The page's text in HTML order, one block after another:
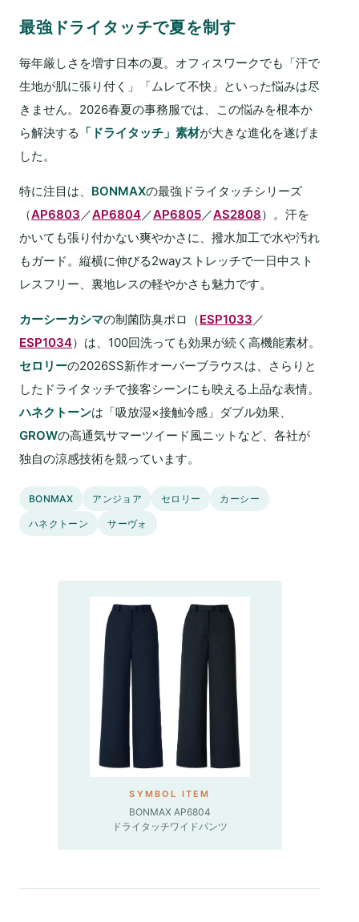
最強ドライタッチで夏を制す
毎年厳しさを増す日本の夏。オフィスワークでも「汗で
生地が肌に張り付く」「ムレて不快」といった悩みは尽
きません。2026春夏の事務服では、この悩みを根本か
ら解決する 「ドライタッチ」素材が大きな進化を遂げま
した。
特に注目は、 BONMAXの最強ドライタッチシリーズ
（AP6803／AP6804／AP6805／AS2808）。汗を
かいても張り付かない爽やかさに、撥水加工で水や汚れ
もガード。縦横に伸びる2wayストレッチで一日中スト
レスフリー、裏地レスの軽やかさも魅力です。
カーシーカシマの制菌防臭ポロ（ESP1033／
ESP1034）は、100回洗っても効果が続く高機能素材。
セロリーの2026SS新作オーバーブラウスは、さらりと
したドライタッチで接客シーンにも映える上品な表情。
ハネクトーンは「吸放湿×接触冷感」ダブル効果、
GROWの高通気サマーツイード風ニットなど、各社が
独自の涼感技術を競っています。
BONMAX アンジョア セロリー カーシー
ハネクトーン サーヴォ
SYMBOL ITEM
BONMAX AP6804
ドライタッチワイドパンツ